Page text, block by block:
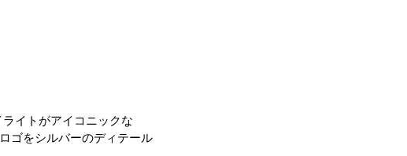
イトがアイコニックな
ゴをシルバーのディテール